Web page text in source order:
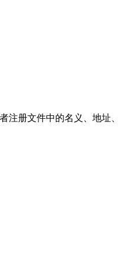
册文件中的名义、地址